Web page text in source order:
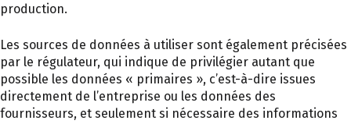
production.
Les sources de données à utiliser sont également précisées
par le régulateur, qui indique de privilégier autant que
possible les données « primaires », c’est-à-dire issues
directement de l’entreprise ou les données des
fournisseurs, et seulement si nécessaire des informations